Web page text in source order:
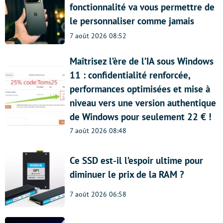
fonctionnalité va vous permettre de
le personnaliser comme jamais
7 août 2026 08:52
Maîtrisez l’ère de l’IA sous Windows
11 : confidentialité renforcée,
performances optimisées et mise à
niveau vers une version authentique
de Windows pour seulement 22 € !
7 août 2026 08:48
Ce SSD est-il l’espoir ultime pour
diminuer le prix de la RAM ?
7 août 2026 06:58